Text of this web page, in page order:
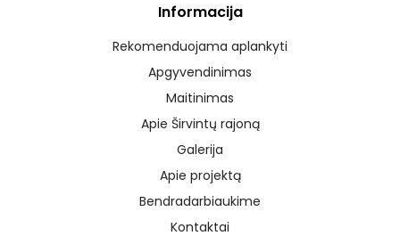
Informacija
Rekomenduojama aplankyti
Apgyvendinimas
Maitinimas
Apie Širvintų rajoną
Galerija
Apie projektą
Bendradarbiaukime
Kontaktai